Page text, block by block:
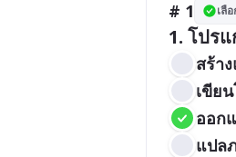
# 1 เลื
1. โปร
สร้า
เขีย
ออก
แปล